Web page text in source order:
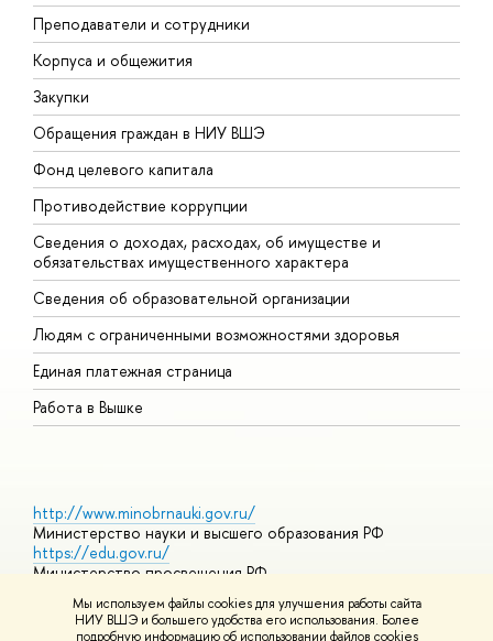
Мы используем файлы cookies для улучшения работы сайта
НИУ ВШЭ и большего удобства его использования. Более
подробную информацию об использовании файлов cookies
Преподаватели и сотрудники
Корпуса и общежития
Закупки
Обращения граждан в НИУ ВШЭ
Фонд целевого капитала
Противодействие коррупции
Сведения о доходах, расходах, об имуществе и
обязательствах имущественного характера
Сведения об образовательной организации
Людям с ограниченными возможностями здоровья
Единая платежная страница
Работа в Вышке
http://www.minobrnauki.gov.ru/
Министерство науки и высшего образования РФ
https://edu.gov.ru/
Министерство просвещения РФ
https://elearning.hse.ru/mooc
Массовые открытые онлайн-курсы